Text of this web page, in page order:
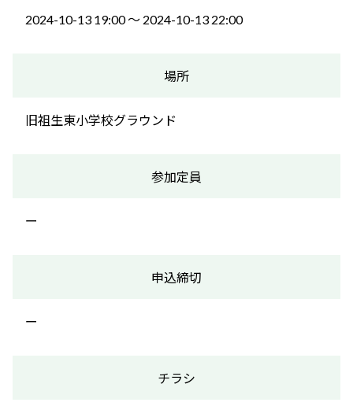
2024-10-13 19:00 〜 2024-10-13 22:00
場所
旧祖生東小学校グラウンド
参加定員
ー
申込締切
ー
チラシ